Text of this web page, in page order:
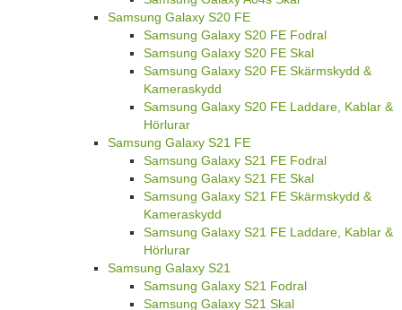
Samsung Galaxy S20 FE
Samsung Galaxy S20 FE Fodral
Samsung Galaxy S20 FE Skal
Samsung Galaxy S20 FE Skärmskydd &
Kameraskydd
Samsung Galaxy S20 FE Laddare, Kablar &
Hörlurar
Samsung Galaxy S21 FE
Samsung Galaxy S21 FE Fodral
Samsung Galaxy S21 FE Skal
Samsung Galaxy S21 FE Skärmskydd &
Kameraskydd
Samsung Galaxy S21 FE Laddare, Kablar &
Hörlurar
Samsung Galaxy S21
Samsung Galaxy S21 Fodral
Samsung Galaxy S21 Skal